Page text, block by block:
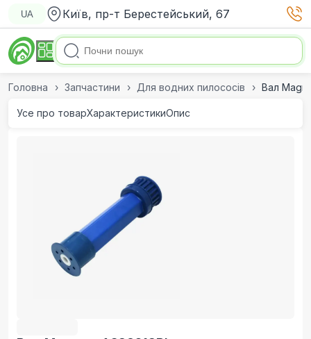
UA Київ, пр-т Берестейський, 67
Головна Запчастини Для водних пилососів Вал
Усе про товарХарактеристикиОпис